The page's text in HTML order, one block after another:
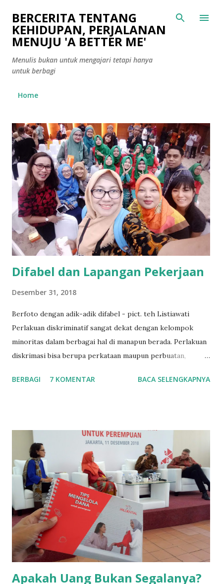
Langsung ke konten utama
BERCERITA TENTANG
KEHIDUPAN, PERJALANAN
MENUJU 'A BETTER ME'
Menulis bukan untuk mengajari tetapi hanya
untuk berbagi
Home
Difabel dan Lapangan Pekerjaan
Desember 31, 2018
Berfoto dengan adik-adik difabel - pict. teh Listiawati
Perlakuan diskriminatif sangat dekat dengan kelompok
minoritas dalam berbagai hal di manapun berada. Perlakuan
diskrimasi bisa berupa perkataan maupun perbuatan,
satu kelompok minoritas dalam masyarakat adalah
sekolah. Hal ini tentu saja mempersulit mereka untuk
menjadi mandiri dan mendapatkan pekerjaan. Padahal
banyak dari mereka saat ini adalah kepala keluarga dan
jikalau bekerjapun, biasanya di sektor informal. Kaum
difabel sering dianggap membutuhkan "fasilitas lebih" tetapi
memiliki tingkat produktivitas yang dibawah rata-rata. Hal
ini menyebabkan banyak perusahaan enggan menerima
mereka sebagai karyawannya. Padahal jika mereka dilatih
dan diberikan kesempatan yang sa...
BERBAGI 7 KOMENTAR BACA SELENGKAPNYA
Apakah Uang Bukan Segalanya?